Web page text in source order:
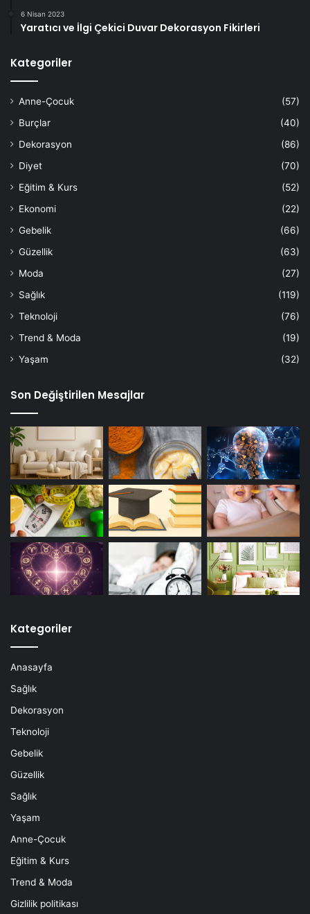
6 Nisan 2023
Yaratıcı ve İlgi Çekici Duvar Dekorasyon Fikirleri
Kategoriler
Anne-Çocuk
(57)
Burçlar
(40)
Dekorasyon
(86)
Diyet
(70)
Eğitim & Kurs
(52)
Ekonomi
(22)
Gebelik
(66)
Güzellik
(63)
Moda
(27)
Sağlık
(119)
Teknoloji
(76)
Trend & Moda
(19)
Yaşam
(32)
Son Değiştirilen Mesajlar
Kategoriler
Anasayfa
Sağlık
Dekorasyon
Teknoloji
Gebelik
Güzellik
Sağlık
Yaşam
Anne-Çocuk
Eğitim & Kurs
Trend & Moda
Gizlilik politikası